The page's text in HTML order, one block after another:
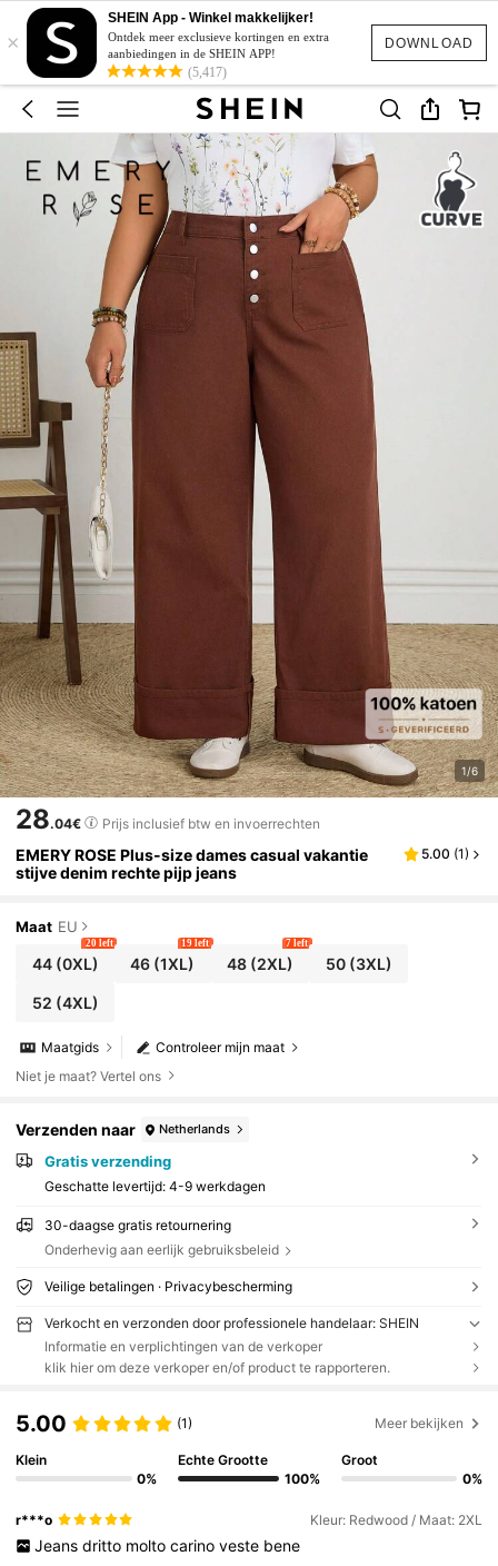
DOWNLOAD
×
SHEIN App - Winkel makkelijker!
Ontdek meer exclusieve kortingen en extra
aanbiedingen in de SHEIN APP!
(5,417)
1/6
28.04€ Prijs inclusief btw en invoerrechten
EMERY ROSE Plus-size dames casual vakantie
stijve denim rechte pijp jeans
5.00 (1)
Maat EU
44(0XL)
20 left
46 (1XL)
19 left
48(2XL)
7 left
50(3XL)
52 (4XL)
Controleer mijn maat
Maatgids
Niet je maat? Vertel ons
Verzenden naar Netherlands
Gratis verzending
Geschatte levertijd: 4-9 werkdagen
30-daagse gratis retournering
Onderhevig aan eerlijk gebruiksbeleid
Veilige betalingen · Privacybescherming
Verkocht en verzonden door professionele handelaar: SHEIN
Informatie en verplichtingen van de verkoper
klik hier om deze verkoper en/of product te rapporteren.
5.00 (1) Meer bekijken
Klein
0%
Echte Grootte
100%
Groot
0%
r***o Kleur: Redwood / Maat: 2XL
Jeans dritto molto carino veste bene